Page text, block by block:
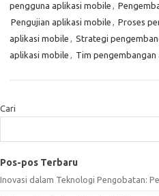
pengguna aplikasi mobile ,
Pengujian aplikasi mobile , Proses
aplikasi mobile , Strategi
aplikasi mobile , Tim pengembangan
Cari
Pos-pos Terbaru
Inovasi dalam Teknologi Pengobatan: